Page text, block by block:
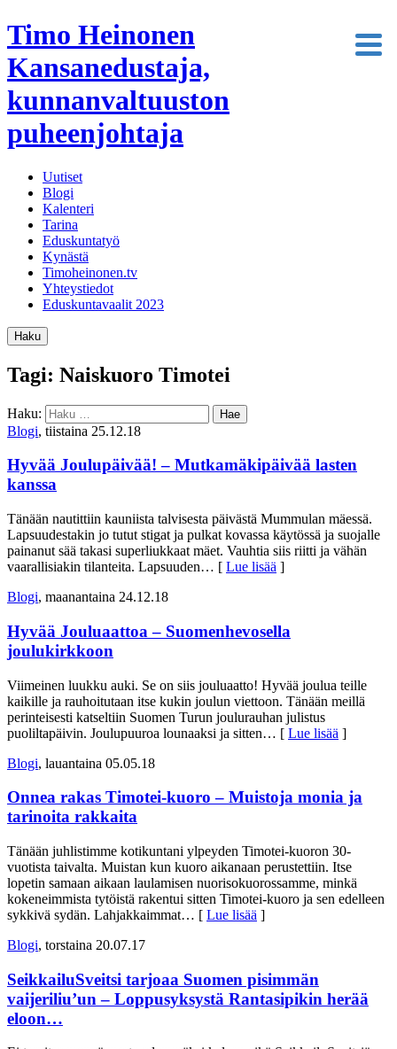
Timo Heinonen
Kansanedustaja,
kunnanvaltuuston
puheenjohtaja
Uutiset
Blogi
Kalenteri
Tarina
Eduskuntatyö
Kynästä
Timoheinonen.tv
Yhteystiedot
Eduskuntavaalit 2023
Haku
Tagi: Naiskuoro Timotei
Haku:
Blogi, tiistaina 25.12.18
Hyvää Joulupäivää! – Mutkamäkipäivää lasten
kanssa
Tänään nautittiin kauniista talvisesta päivästä Mummulan mäessä.
Lapsuudestakin jo tutut stigat ja pulkat kovassa käytössä ja suojalle
painanut sää takasi superliukkaat mäet. Vauhtia siis riitti ja vähän
vaarallisiakin tilanteita. Lapsuuden… [ Lue lisää ]
Blogi, maanantaina 24.12.18
Hyvää Jouluaattoa – Suomenhevosella
joulukirkkoon
Viimeinen luukku auki. Se on siis jouluaatto! Hyvää joulua teille
kaikille ja rauhoitutaan itse kukin joulun viettoon. Tänään meillä
perinteisesti katseltiin Suomen Turun joulurauhan julistus
puoliltapäivin. Joulupuuroa lounaaksi ja sitten… [ Lue lisää ]
Blogi, lauantaina 05.05.18
Onnea rakas Timotei-kuoro – Muistoja monia ja
tarinoita rakkaita
Tänään juhlistimme kotikuntani ylpeyden Timotei-kuoron 30-
vuotista taivalta. Muistan kun kuoro aikanaan perustettiin. Itse
lopetin samaan aikaan laulamisen nuorisokuorossamme, minkä
kokeneimmista tytöistä rakentui sitten Timotei-kuoro ja sen edelleen
sykkivä sydän. Lahjakkaimmat… [ Lue lisää ]
Blogi, torstaina 20.07.17
SeikkailuSveitsi tarjoaa Suomen pisimmän
vaijeriliu’un – Loppusyksystä Rantasipikin herää
eloon…